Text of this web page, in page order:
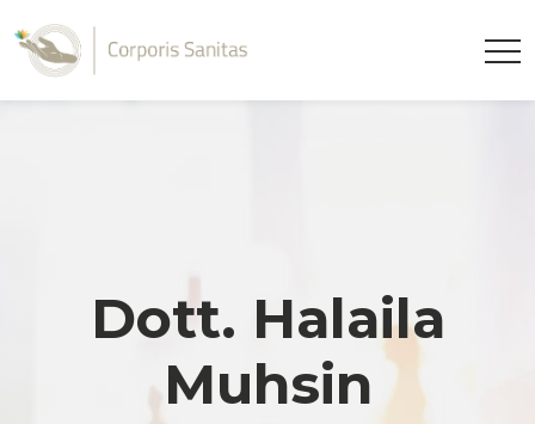
Dott. Halaila
Muhsin